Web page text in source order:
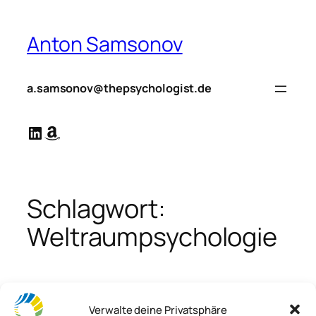
Verwalte deine Privatsphäre
springen
Anton Samsonov
a.samsonov@thepsychologist.de
LinkedIn
Amazon
Schlagwort:
Weltraumpsychologie